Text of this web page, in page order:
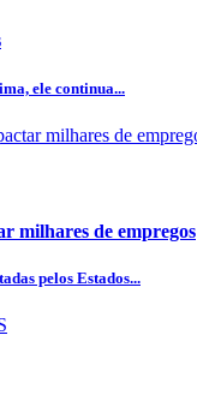
ele continua...
milhares de empregos
pelos Estados...